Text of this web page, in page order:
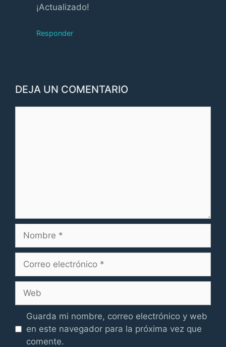
¡Actualizado!
Responder
DEJA UN COMENTARIO
Nombre
Correo
Web
Guarda mi nombre, correo electrónico y web
en este navegador para la próxima vez que
comente.